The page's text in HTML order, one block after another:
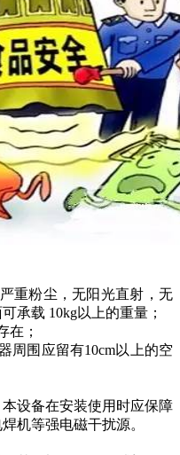
重粉尘，无阳光直射，无
承载 10kg以上的重量；
在；
周围应留有10cm以上的空
设备在安装使用时应保障
机等强电磁干扰源。